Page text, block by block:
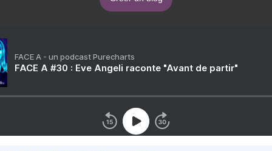
FACE A - un podcast Purecharts
FACE A #30 : Eve Angeli raconte "Avant de partir"